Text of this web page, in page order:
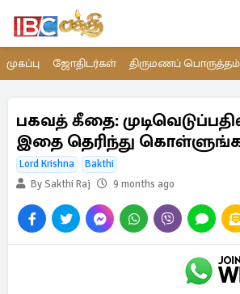
முகப்பு ஜோதிடர்கள் திருமணப் பொருத்தம்
பகவத் கீதை:
இதை தெரிந்து
Lord Krishna
Bakthi
By Sakthi Raj
9 months ago